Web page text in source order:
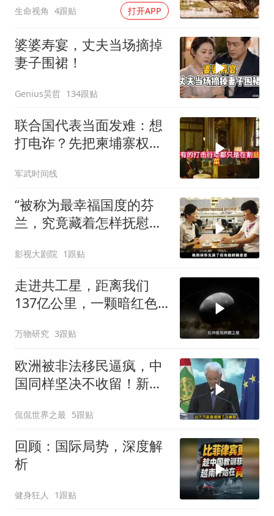
生命视角 4跟贴 打开APP
婆婆寿宴，丈夫当场摘掉
妻子围裙！
Genius昊哲 134跟贴
联合国代表当面发难：想
打电诈？先把柬埔寨权贵
军武时间线
“被称为最幸福国度的芬
兰，究竟藏着怎样抚慰人
影视大剧院 1跟贴
走进共工星，距离我们
137亿公里，一颗暗红色
万物研究 3跟贴
欧洲被非法移民逼疯，中
国同样坚决不收留！新规
侃侃世界之最 5跟贴
回顾：国际局势，深度解
析
健身狂人 1跟贴